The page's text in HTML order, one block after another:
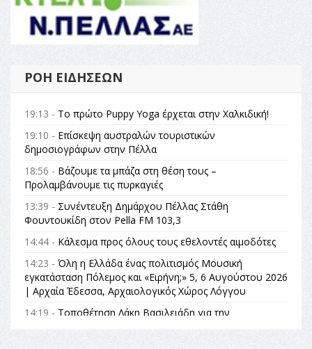
ΡΟΉ ΕΙΔΉΣΕΩΝ
19:13 - Το πρώτο Puppy Yoga έρχεται στην Χαλκιδική!
19:10 - Επίσκεψη αυστραλών τουριστικών
δημοσιογράφων στην Πέλλα
18:56 - Βάζουμε τα μπάζα στη θέση τους –
Προλαμβάνουμε τις πυρκαγιές
13:39 - Συνέντευξη Δημάρχου Πέλλας Στάθη
Φουντουκίδη στον Pella FM 103,3
14:44 - Κάλεσμα προς όλους τους εθελοντές αιμοδότες
14:23 - Όλη η Ελλάδα ένας πολιτισμός Μουσική
εγκατάσταση Πόλεμος και «Ειρήνη;» 5, 6 Αυγούστου 2026
| Αρχαία Έδεσσα, Αρχαιολογικός Χώρος Λόγγου
14:19 - Τοποθέτηση Λάκη Βασιλειάδη για την
Αναθεώρηση του Συντάγματος: «Σε τέτοιες κορυφαίες
θεσμικές διαδικασίες υπάρχει μόνο η ευθύνη απέναντι